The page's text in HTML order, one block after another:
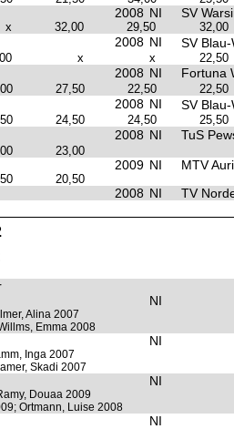
2008 NI SV
x 32,00 29,50 32,00
2008 NI SV
x x 22,50
2008 NI Fortuna
27,50 22,50 22,50
2008 NI SV
24,50 24,50 25,50
2008 NI TuS
23,00
2009 NI MTV
20,50
2008 NI TV
NI
Alina 2007
Emma 2008
NI
Inga 2007
Skadi 2007
NI
Douaa 2009
Ortmann, Luise 2008
NI